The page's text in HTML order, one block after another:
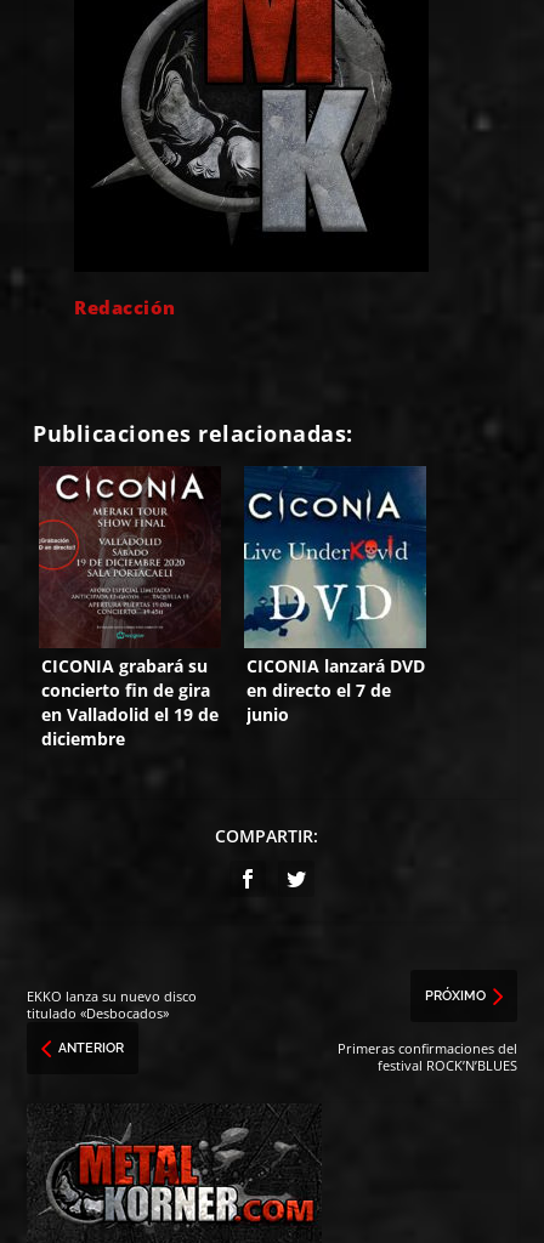
Redacción
Publicaciones relacionadas:
CICONIA grabará su
concierto fin de gira
en Valladolid el 19 de
diciembre
CICONIA lanzará DVD
en directo el 7 de
junio
COMPARTIR:
EKKO lanza su nuevo disco
titulado «Desbocados»
ANTERIOR
PRÓXIMO
Primeras confirmaciones del
festival ROCK’N’BLUES